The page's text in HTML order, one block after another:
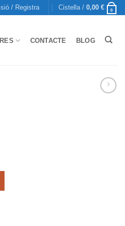
/ Registra Cistella / 0,00 € 0
CONTACTE BLOG